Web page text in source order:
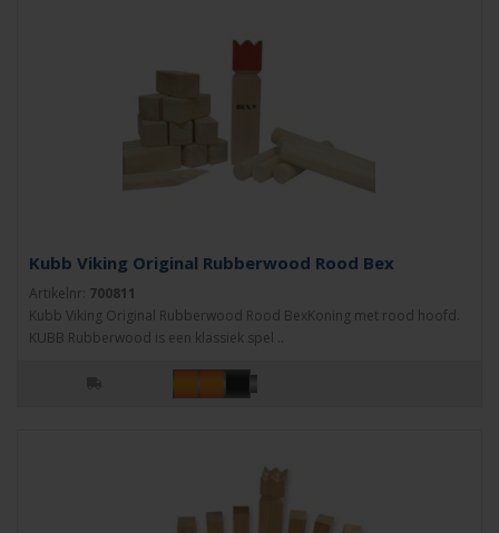
Kubb Viking Original Rubberwood Rood Bex
Artikelnr: 700811
Kubb Viking Original Rubberwood Rood BexKoning met rood hoofd.
KUBB Rubberwood is een klassiek spel ..